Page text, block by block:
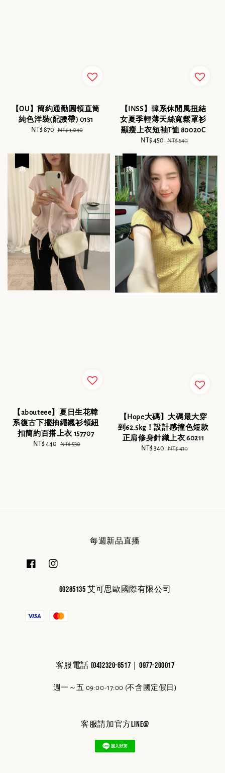
【OU】簡約通勤圓領直筒
純色洋裝(配腰帶) 0131
Sale
NT$ 870 Regular
NT$ 1,040
【INSS】韓系休閒風扭結
女夏季輕薄天絲寬鬆罩衫
顯瘦上衣短袖T恤 80020C
Sale
NT$ 450 Regular
NT$ 540
【abouteee】夏日生花韓
系復古下擺抽繩襯衫領紐
扣簡約百搭上衣 157707
Sale
NT$ 440 Regular
NT$ 530
【Hope大碼】大碼最大穿
到62.5kg！設計感撞色短款
正肩修身針織上衣 60211
Sale
NT$ 340 Regular
NT$ 410
每週新品直播
60285135 艾可思歐國際有限公司
客服電話 (04)2320-6517｜0977-200017
週一～五 09:00-17:00 (不含國定假日)
客服請加官方line@